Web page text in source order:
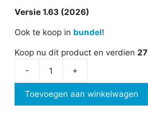
Versie 1.63 (2026)
Ook te koop in bundel!
Koop nu dit product en verdien 27
-
Excel
+
Toevoegen aan winkelwagen